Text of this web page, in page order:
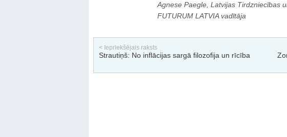
Agnese Paegle, Latvijas Tirdzniecības
FUTURUM LATVIA vadītāja
< Iepriekšējais raksts
Strautiņš: No inflācijas sargā filozofija un rīcība